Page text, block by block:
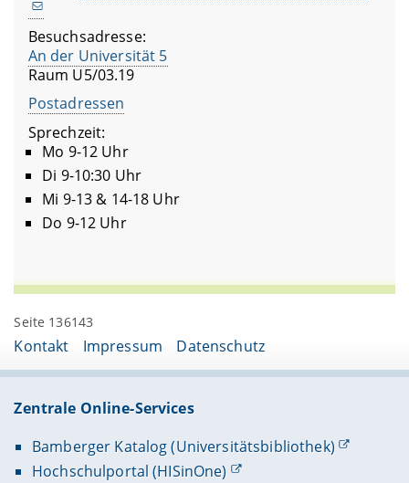
Besuchsadresse:
An der Universität 5
Raum U5/03.19
Postadressen
Sprechzeit:
Mo 9-12 Uhr
Di 9-10:30 Uhr
Mi 9-13 & 14-18 Uhr
Do 9-12 Uhr
Seite 136143
Kontakt Impressum Datenschutz
Zentrale Online-Services
Bamberger Katalog (Universitätsbibliothek)
Hochschulportal (HISinOne)